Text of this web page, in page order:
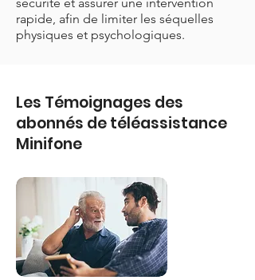
rapide, afin de limiter les séquelles
physiques et psychologiques.
Les Témoignages des
abonnés de téléassistance
Minifone